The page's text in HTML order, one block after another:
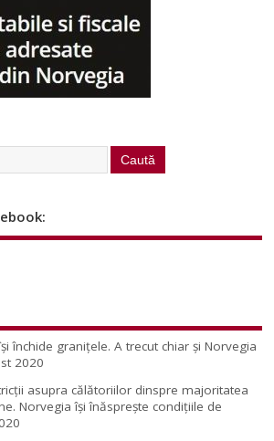
închide granițele. A trecut chiar și Norvegia
2020
asupra călătoriilor dinspre majoritatea
Norvegia își înăsprește condițiile de